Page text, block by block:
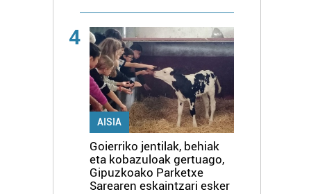
4
AISIA
Goierriko jentilak, behiak
eta kobazuloak gertuago,
Gipuzkoako Parketxe
Sarearen eskaintzari esker